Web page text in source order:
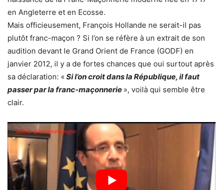
en Angleterre et en Ecosse.
Mais officieusement, François Hollande ne serait-il pas
plutôt franc-maçon ? Si l’on se réfère à un extrait de son
audition devant le Grand Orient de France (GODF) en
janvier 2012, il y a de fortes chances que oui surtout après
sa déclaration: « Si l’on croit dans la République, il faut
passer par la franc-maçonnerie », voilà qui semble être
clair.